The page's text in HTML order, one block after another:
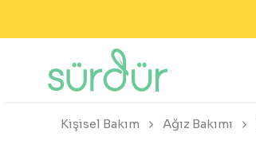
Kişisel Bakım Ağız Bakımı